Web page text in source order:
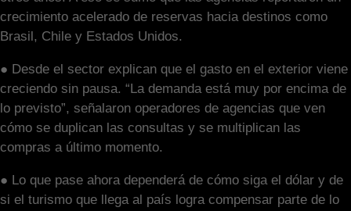
crecimiento acelerado de reservas hacia destinos como
Brasil, Chile y Estados Unidos.
● Desde el sector explican que el gasto en el exterior viene
creciendo sin pausa. “La demanda está muy por encima de
lo previsto”, señalaron operadores de agencias que ven
cómo se duplican las consultas y se multiplican las
compras a último momento.
● Lo que pase ahora dependerá de cómo siga el dólar y de
si el turismo que llega al país logra compensar parte de lo